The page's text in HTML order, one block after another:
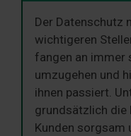
Der Datenschutz
wichtigeren
fangen an immer
umzugehen und
ihnen passiert.
grundsätzlich die
Kunden sorgsam